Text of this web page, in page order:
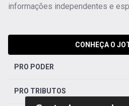
informações independentes e
CONHEÇA O
PRO PODER
PRO TRIBUTOS